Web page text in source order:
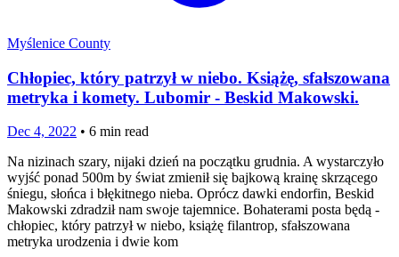
Myślenice County
Chłopiec, który patrzył w niebo. Książę, sfałszowana
metryka i komety. Lubomir - Beskid Makowski.
Dec 4, 2022 • 6 min read
Na nizinach szary, nijaki dzień na początku grudnia. A wystarczyło
wyjść ponad 500m by świat zmienił się bajkową krainę skrzącego
śniegu, słońca i błękitnego nieba. Oprócz dawki endorfin, Beskid
Makowski zdradził nam swoje tajemnice. Bohaterami posta będą -
chłopiec, który patrzył w niebo, książę filantrop, sfałszowana
metryka urodzenia i dwie kom